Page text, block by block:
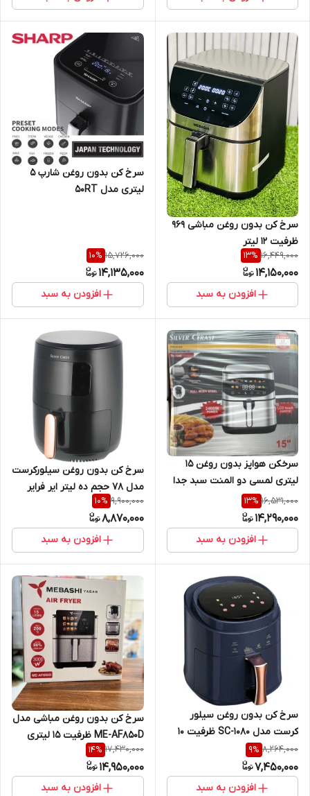
سرخ کن بدون روغن مباشی 969
ظرفیت ۱۲ لیتر
16,449,000
13%
14,150,000
افزودن به سبد
سرخ کن بدون روغن شارپ ۵
لیتری مدل 50RT
15,726,000
10%
14,135,000
افزودن به سبد
سرخکن هواپز بدون روغن 15
لیتری لمسی دو المنت سبد جدا
شونده مدل sc 7040
16,531,000
13%
14,290,000
افزودن به سبد
سرخ کن بدون روغن سیلورکرست
مدل 78 حجم ده لیتر ایر فرایر
9,900,000
10%
8,870,000
افزودن به سبد
سرخ کن بدون روغن سیلور
کرست مدل SC-1080 ظرفیت 10
8,264,000
9%
7,450,000
افزودن به سبد
سرخ کن بدون روغن مباشی مدل
ME-AF850D ظرفیت ۱۵ لیتری
صفحه تبلتی
17,430,000
14%
14,950,000
افزودن به سبد